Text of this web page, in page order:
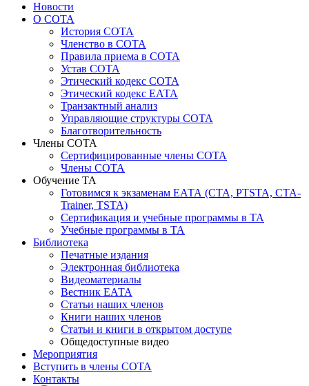
Новости
О СОТА
История СОТА
Членство в СОТА
Правила приема в СОТА
Устав СОТА
Этический кодекс СОТА
Этический кодекс ЕАТА
Транзактный анализ
Управляющие структуры СОТА
Благотворительность
Члены СОТА
Сертифицированные члены СОТА
Члены СОТА
Обучение ТА
Готовимся к экзаменам ЕАТА (СТА, PTSTA, СТА-
Trainer, TSTA)
Сертификация и учебные программы в ТА
Учебные программы в ТА
Библиотека
Печатные издания
Электронная библиотека
Видеоматериалы
Вестник ЕАТА
Статьи наших членов
Книги наших членов
Статьи и книги в открытом доступе
Общедоступные видео
Мероприятия
Вступить в члены СОТА
Контакты